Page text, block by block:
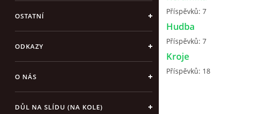
OSTATNÍ
ODKAZY
O NÁS
DŮL NA SLÍDU (NA KOLE)
Příspěvků: 7
Hudba
Příspěvků: 7
Kroje
Příspěvků: 18